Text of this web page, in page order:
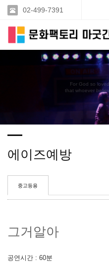
02-499-7391
For God so
that whoever
에이즈예방
중고등용
그거알아
공연시간 : 60분